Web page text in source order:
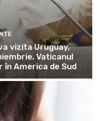
vizita Uruguay,
Vaticanul
în America de Sud